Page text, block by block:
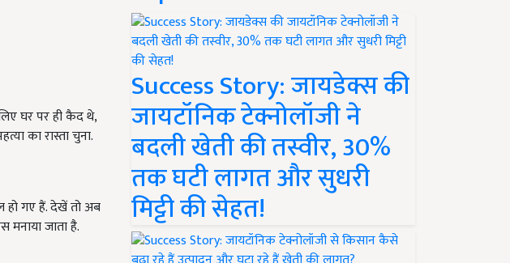
घर पर ही कैद थे,
का रास्ता चुना.
गए हैं. देखें तो अब
जाता है.
Success Story: जायडेक्स की
जायटॉनिक टेक्नोलॉजी ने
बदली खेती की तस्वीर, 30%
तक घटी लागत और सुधरी
मिट्टी की सेहत!